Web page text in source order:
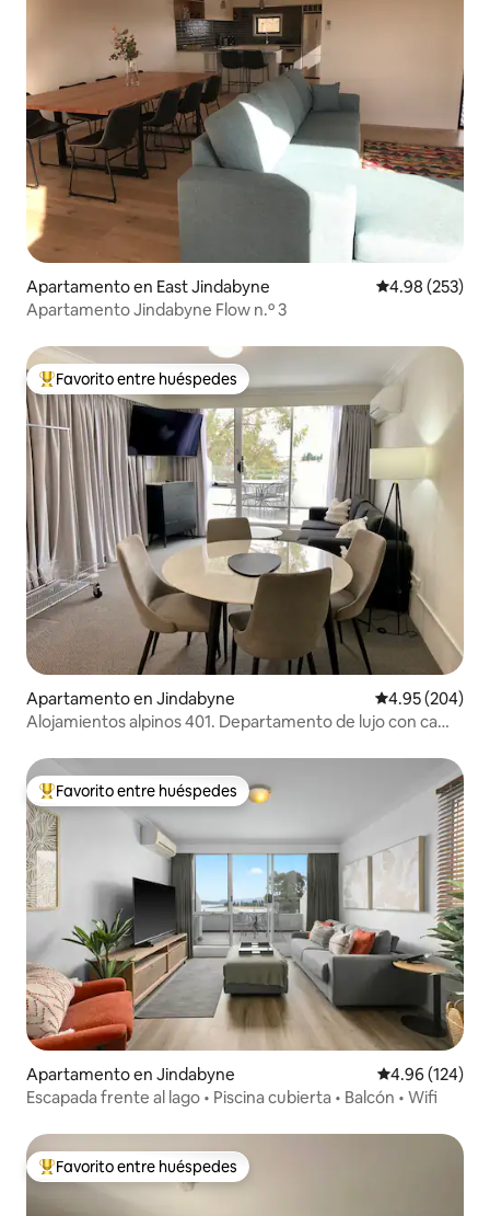
Apartamento en East Jindabyne Calificación
4.98 (253)
Apartamento Jindabyne Flow n.º 3
Favorito entre huéspedes preferido
Favorito entre huéspedes
Apartamento en Jindabyne Calificación
4.95 (204)
Alojamientos alpinos 401. Departamento de lujo con cama
Favorito entre huéspedes preferido
Favorito entre huéspedes
Apartamento en Jindabyne Calificación
4.96 (124)
Escapada frente al lago • Piscina cubierta • Balcón • Wifi
Favorito entre huéspedes preferido
Favorito entre huéspedes